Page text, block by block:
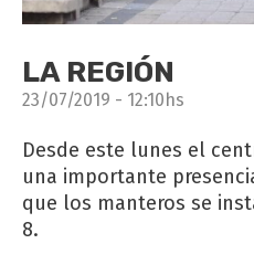
LA REGIÓN
23/07/2019 - 12:10hs
Desde este lunes el
una importante
que los manteros se
8.